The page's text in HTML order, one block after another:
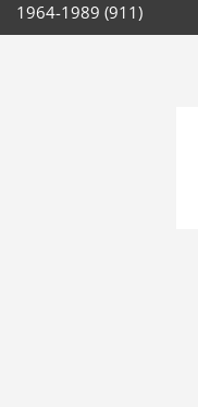
1964-1989 (911)